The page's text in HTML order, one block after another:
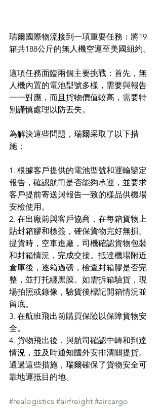
瑞爾國際物流接到一項重要任務：將19
箱共188公斤的無人機空運至美國紐約。
這項任務面臨兩個主要挑戰：首先，無
人機內置的電池型號多樣，需要與報告
一一對應，而且貨物價值較高，需要特
別謹慎處理以防丟失。
為解決這些問題，瑞爾采取了以下措
施：
1. 根據客戶提供的電池型號和運輸鑒定
報告，確認航司是否能夠承運，並要求
客戶提前寄送與報告一致的樣品供機場
安檢使用。
2. 在出廠前與客戶協商，在每箱貨物上
貼封箱膠和標簽，確保貨物完好無損。
提貨時，空車進廠，司機確認貨物包裝
和封箱情況，完成交接。抵達機場附近
倉庫後，逐箱過磅，檢查封箱膠是否完
整，並打托纏黑膜。如需拆箱驗貨，現
場拍照或錄像，驗貨後標記開箱情況並
留底。
3. 在航班飛出前購買保險以保障貨物安
全。
4. 貨物飛出後，與航司確認中轉和到達
情況，並及時通知國外安排清關提貨。
通過這些措施，瑞爾確保了貨物安全可
靠地運抵目的地。
#realogistics #airfreight #aircargo